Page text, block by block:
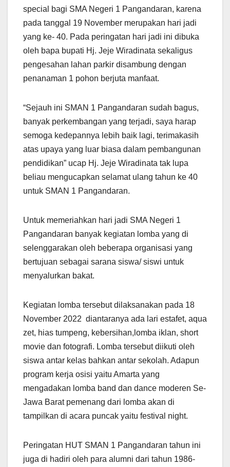
special bagi SMA Negeri 1 Pangandaran, karena
pada tanggal 19 November merupakan hari jadi
yang ke- 40. Pada peringatan hari jadi ini dibuka
oleh bapa bupati Hj. Jeje Wiradinata sekaligus
pengesahan lahan parkir disambung dengan
penanaman 1 pohon berjuta manfaat.
“Sejauh ini SMAN 1 Pangandaran sudah bagus,
banyak perkembangan yang terjadi, saya harap
semoga kedepannya lebih baik lagi, terimakasih
atas upaya yang luar biasa dalam pembangunan
pendidikan” ucap Hj. Jeje Wiradinata tak lupa
beliau mengucapkan selamat ulang tahun ke 40
untuk SMAN 1 Pangandaran.
Untuk memeriahkan hari jadi SMA Negeri 1
Pangandaran banyak kegiatan lomba yang di
selenggarakan oleh beberapa organisasi yang
bertujuan sebagai sarana siswa/ siswi untuk
menyalurkan bakat.
Kegiatan lomba tersebut dilaksanakan pada 18
November 2022 diantaranya ada lari estafet, aqua
zet, hias tumpeng, kebersihan,lomba iklan, short
movie dan fotografi. Lomba tersebut diikuti oleh
siswa antar kelas bahkan antar sekolah. Adapun
program kerja osisi yaitu Amarta yang
mengadakan lomba band dan dance moderen Se-
Jawa Barat pemenang dari lomba akan di
tampilkan di acara puncak yaitu festival night.
Peringatan HUT SMAN 1 Pangandaran tahun ini
juga di hadiri oleh para alumni dari tahun 1986-